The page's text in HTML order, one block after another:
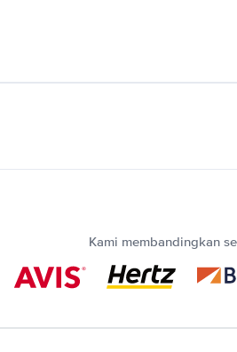
Kami membandingkan